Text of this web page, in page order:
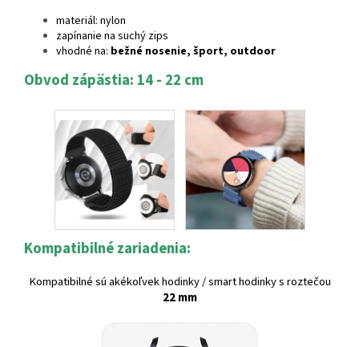
materiál: nylon
zapínanie na suchý zips
vhodné na: bežné nosenie, šport, outdoor
Obvod zápästia: 14 - 22 cm
Kompatibilné zariadenia:
Kompatibilné sú akékoľvek hodinky / smart hodinky s roztečou
22 mm